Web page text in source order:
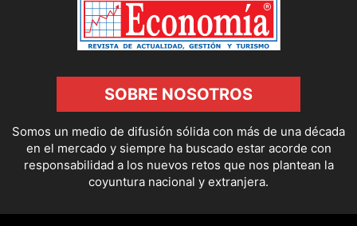
SOBRE NOSOTROS
Somos un medio de difusión sólida con más de una década
en el mercado y siempre ha buscado estar acorde con
responsabilidad a los nuevos retos que nos plantean la
coyuntura nacional y extranjera.